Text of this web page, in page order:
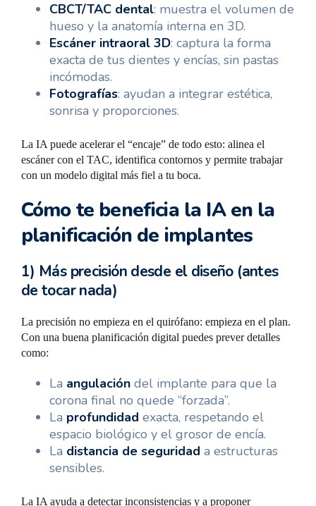
CBCT/TAC dental: muestra el volumen de
hueso y la anatomía interna en 3D.
Escáner intraoral 3D: captura la forma
exacta de tus dientes y encías, sin pastas
incómodas.
Fotografías: ayudan a integrar estética,
sonrisa y proporciones.
La IA puede acelerar el “encaje” de todo esto: alinea el
escáner con el TAC, identifica contornos y permite trabajar
con un modelo digital más fiel a tu boca.
Cómo te beneficia la IA en la
planificación de implantes
1) Más precisión desde el diseño (antes
de tocar nada)
La precisión no empieza en el quirófano: empieza en el plan.
Con una buena planificación digital puedes prever detalles
como:
La angulación del implante para que la
corona final no quede “forzada”.
La profundidad exacta, respetando el
espacio biológico y el grosor de encía.
La distancia de seguridad a estructuras
sensibles.
La IA ayuda a detectar inconsistencias y a proponer